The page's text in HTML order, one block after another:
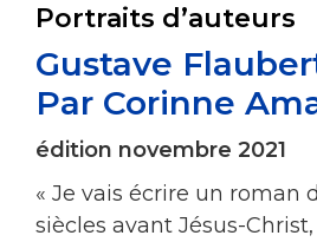
Portraits d’auteurs
Gustave
Par Corinne
édition novembre 2021
« Je vais écrire un roman
siècles avant Jésus-